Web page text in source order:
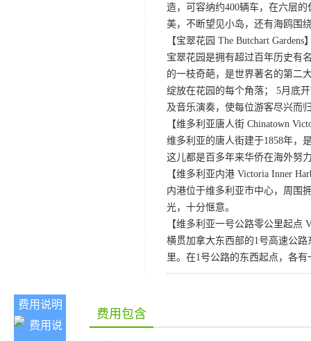
造，可容纳约400辆车，在六层
美，不断望见小岛，还有海鸥围
【宝翠花园 The Butchart Gardens
宝翠花园是拥有超过百年历史有
的一枝奇葩，是世界著名的第二
绽放在花园的每个角落； 5月底
及音乐演奏，使每位游客尽兴而
【维多利亚唐人街 Chinatown
维多利亚的唐人街建于1858年，
这儿都是百多年来华侨在海外努
【维多利亚内港 Victoria Inner
内港位于维多利亚市中心，周围
光，十分惬意。
【维多利亚一号公路零公里起点
横贯加拿大东西部的1号高速公
里。在1号公路的东西起点，各
费用说明
费用包含